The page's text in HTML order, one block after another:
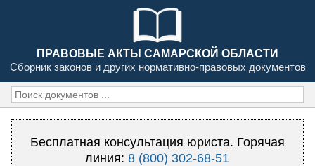
ПРАВОВЫЕ АКТЫ САМАРСКОЙ ОБЛАСТИ
Сборник законов и других нормативно-правовых документов
Бесплатная консультация юриста. Горячая
линия:8 (800) 302-68-51